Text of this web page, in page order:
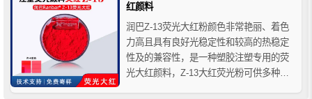
红颜料
润巴Z-13荧光大红粉颜色非常艳丽、着色
力高且具有良好光稳定性和较高的热稳定
性及的兼容性，是一种塑胶注塑专用的荧
光大红颜料，Z-13大红荧光粉可供多种塑